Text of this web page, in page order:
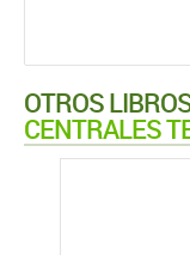
OTROS
CENTRALES